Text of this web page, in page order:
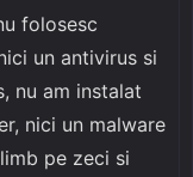
folosesc
un antivirus si
nu am instalat
nici un malware
pe zeci si